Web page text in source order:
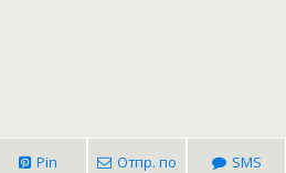
Pin
Отпр. по
SMS